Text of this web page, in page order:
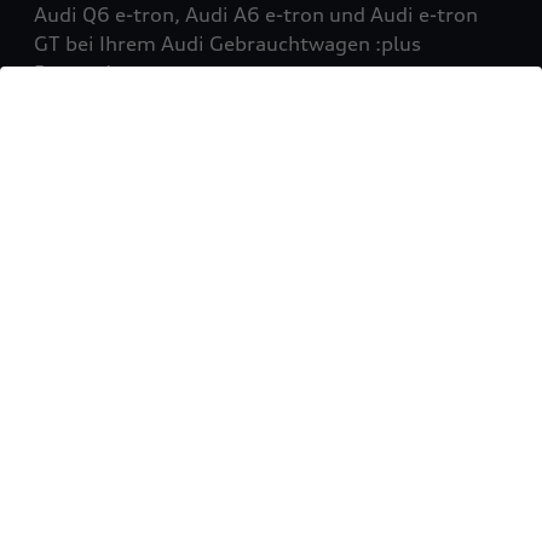
Audi Q6 e-tron, Audi A6 e-tron und Audi e-tron
GT bei Ihrem Audi Gebrauchtwagen :plus
Partner!